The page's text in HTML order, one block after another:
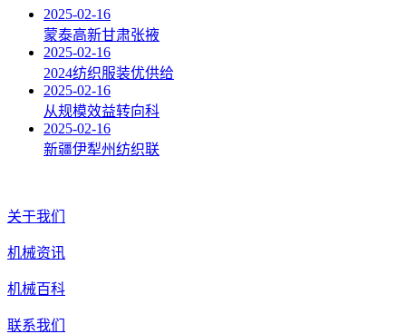
2025-02-16
蒙泰高新甘肃张掖
2025-02-16
2024纺织服装优供给
2025-02-16
从规模效益转向科
2025-02-16
新疆伊犁州纺织联
关于我们
机械资讯
机械百科
联系我们